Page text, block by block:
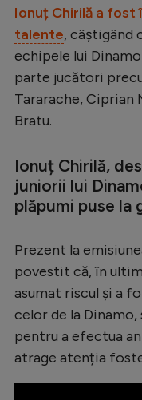
Ligue 1
Stranieri
Tenis
Natație
Ionuț Chirilă a fost
talente, câștigând
echipele lui
parte jucători
Tararache, Ciprian
Bratu.
Ionuț Chirilă,
juniorii lui
plăpumi puse la
Prezent la
povestit că, în
asumat riscul și a
celor de la
pentru a efectua
atrage atenția